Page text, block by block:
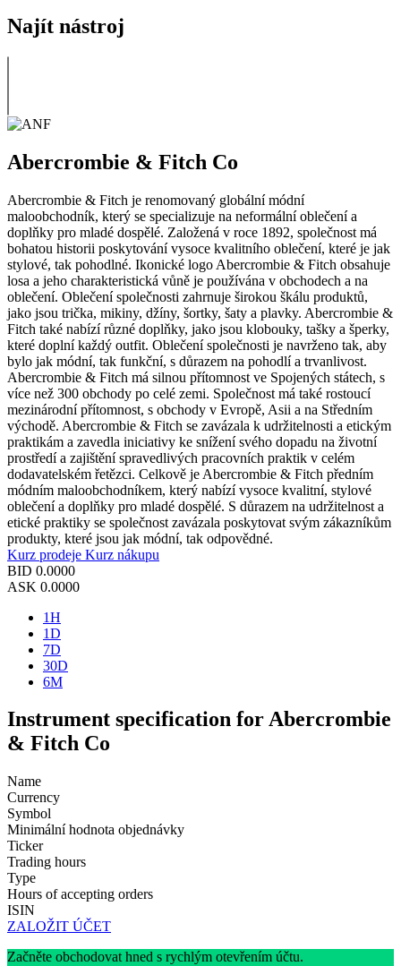
Najít nástroj
Abercrombie & Fitch Co
Abercrombie & Fitch je renomovaný globální módní
maloobchodník, který se specializuje na neformální oblečení a
doplňky pro mladé dospělé. Založená v roce 1892, společnost má
bohatou historii poskytování vysoce kvalitního oblečení, které je jak
stylové, tak pohodlné. Ikonické logo Abercrombie & Fitch obsahuje
losa a jeho charakteristická vůně je používána v obchodech a na
oblečení. Oblečení společnosti zahrnuje širokou škálu produktů,
jako jsou trička, mikiny, džíny, šortky, šaty a plavky. Abercrombie &
Fitch také nabízí různé doplňky, jako jsou klobouky, tašky a šperky,
které doplní každý outfit. Oblečení společnosti je navrženo tak, aby
bylo jak módní, tak funkční, s důrazem na pohodlí a trvanlivost.
Abercrombie & Fitch má silnou přítomnost ve Spojených státech, s
více než 300 obchody po celé zemi. Společnost má také rostoucí
mezinárodní přítomnost, s obchody v Evropě, Asii a na Středním
východě. Abercrombie & Fitch se zavázala k udržitelnosti a etickým
praktikám a zavedla iniciativy ke snížení svého dopadu na životní
prostředí a zajištění spravedlivých pracovních praktik v celém
dodavatelském řetězci. Celkově je Abercrombie & Fitch předním
módním maloobchodníkem, který nabízí vysoce kvalitní, stylové
oblečení a doplňky pro mladé dospělé. S důrazem na udržitelnost a
etické praktiky se společnost zavázala poskytovat svým zákazníkům
produkty, které jsou jak módní, tak odpovědné.
Kurz prodeje Kurz nákupu
BID 0.0000
ASK 0.0000
1H
1D
7D
30D
6M
Instrument specification for Abercrombie
& Fitch Co
Name
Currency
Symbol
Minimální hodnota objednávky
Ticker
Trading hours
Type
Hours of accepting orders
ISIN
ZALOŽIT ÚČET
Začněte obchodovat hned s rychlým otevřením účtu.